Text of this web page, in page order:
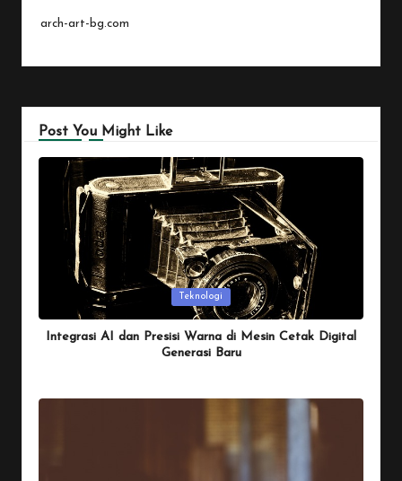
arch-art-bg.com
Post You Might Like
Teknologi
Integrasi AI dan Presisi Warna di Mesin Cetak Digital
Generasi Baru